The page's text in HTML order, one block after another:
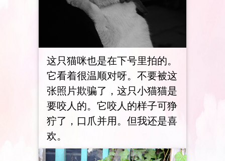
这只猫咪也是在下号里拍的。
它看着很温顺对呀。不要被这
张照片欺骗了，这只小猫猫是
要咬人的。它咬人的样子可狰
狞了，口爪并用。但我还是喜
欢。